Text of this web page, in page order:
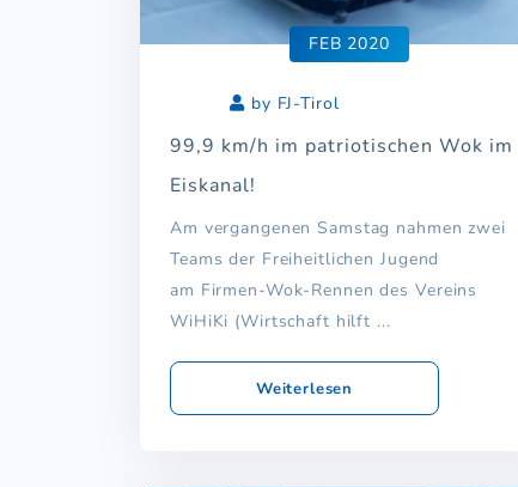
FEB 2020
by FJ-Tirol
99,9 km/h im patriotischen Wok im
Eiskanal!
Am vergangenen Samstag nahmen zwei
Teams der Freiheitlichen Jugend
am Firmen-Wok-Rennen des Vereins
WiHiKi (Wirtschaft hilft ...
Weiterlesen